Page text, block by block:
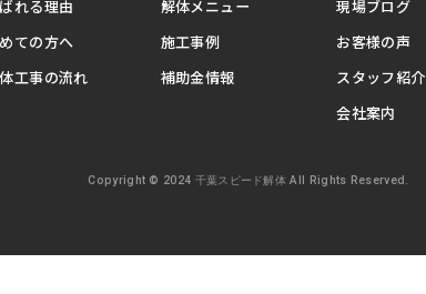
れる理由 解体メニュー 現場ブログ
ての方へ
施工事例 お客様の声
工事の流れ
補助金情報 スタッフ紹介
会社案内
Copyright © 2024 千葉スピード解体 All Rights Reserved.